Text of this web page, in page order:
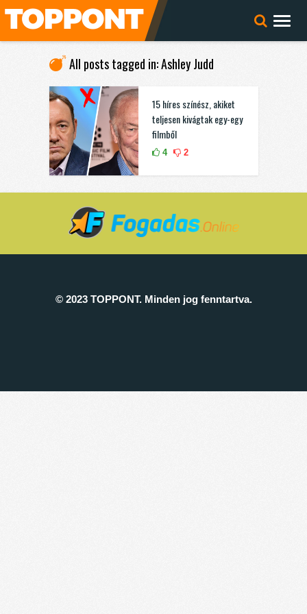
All posts tagged in: Ashley Judd
15 híres színész, akiket
teljesen kivágtak egy-egy
filmből
4 2
© 2023 TOPPONT. Minden jog fenntartva.